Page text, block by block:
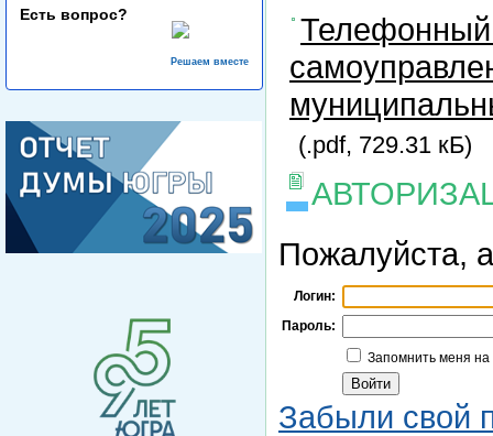
Есть вопрос?
Решаем вместе
Телефонный
(.pdf, 729.31 кБ)
Пожалуйста,
Логин:
Пароль:
Запомнить меня
Забыли свой